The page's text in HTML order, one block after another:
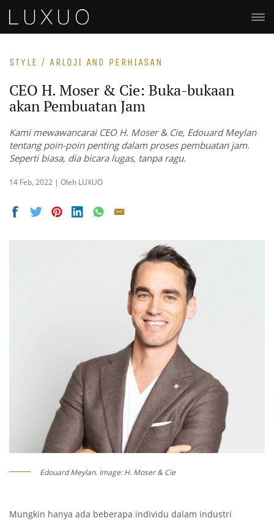
STYLE / ARLOJI AND PERHIASAN
CEO H. Moser & Cie: Buka-bukaan
akan Pembuatan Jam
Kami mewawancarai CEO H. Moser & Cie, Edouard Meylan
tentang poin-poin penting dalam proses pembuatan jam.
Seperti biasa, dia bicara lugas, tanpa ragu.
14 Feb, 2022 | Oleh LUXUO
Edouard Meylan. Image: H. Moser & Cie
Mungkin hanya ada beberapa individu dalam industri